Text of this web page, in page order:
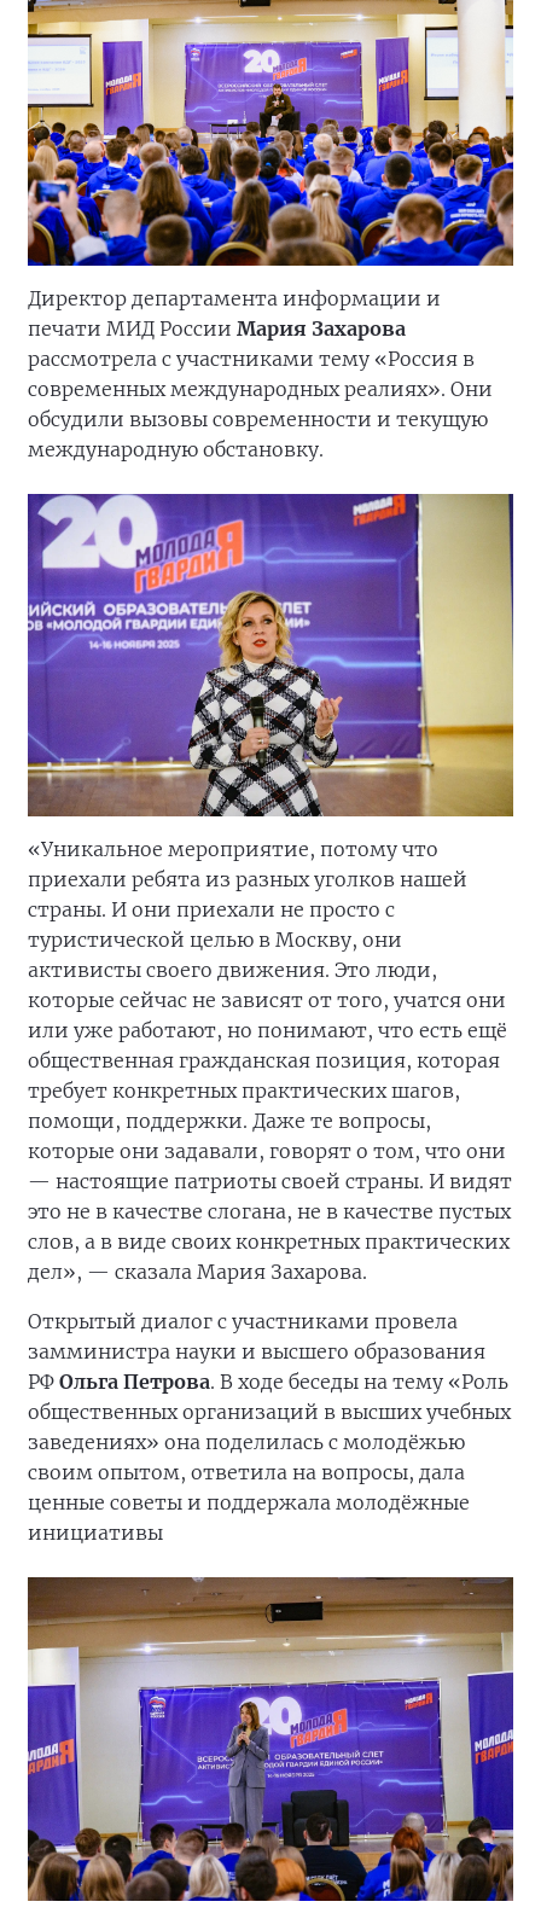
Директор департамента информации и
печати МИД России Мария Захарова
рассмотрела с участниками тему «Россия в
современных международных реалиях». Они
обсудили вызовы современности и текущую
международную обстановку.
«Уникальное мероприятие, потому что
приехали ребята из разных уголков нашей
страны. И они приехали не просто с
туристической целью в Москву, они
активисты своего движения. Это люди,
которые сейчас не зависят от того, учатся они
или уже работают, но понимают, что есть ещё
общественная гражданская позиция, которая
требует конкретных практических шагов,
помощи, поддержки. Даже те вопросы,
которые они задавали, говорят о том, что они
— настоящие патриоты своей страны. И видят
это не в качестве слогана, не в качестве пустых
слов, а в виде своих конкретных практических
дел», — сказала Мария Захарова.
Открытый диалог с участниками провела
замминистра науки и высшего образования
РФ Ольга Петрова. В ходе беседы на тему «Роль
общественных организаций в высших учебных
заведениях» она поделилась с молодёжью
своим опытом, ответила на вопросы, дала
ценные советы и поддержала молодёжные
инициативы